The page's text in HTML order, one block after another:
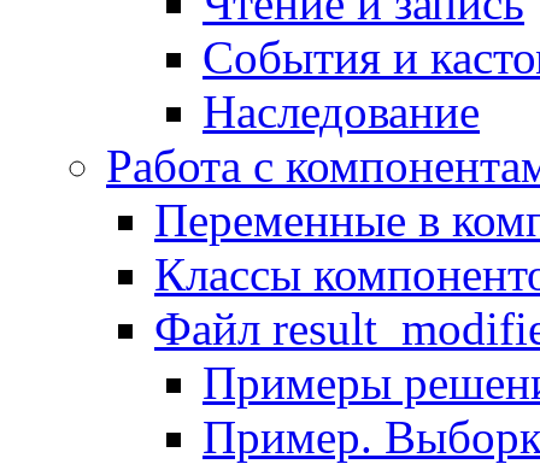
События и
Наследование
Работа с
Переменные в
Классы
Файл
Примеры
Пример.